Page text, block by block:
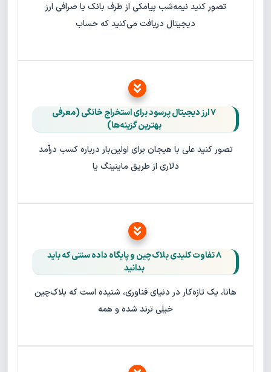
تصور کنید نیمه‌شب پیامکی از طرف بانک یا صرافی ارز
دیجیتال دریافت می‌کنید که حساب
۷ ارز دیجیتال پرسود برای استخراج خانگی (معرفی
بهترین گزینه‌ها)
تصور کنید علی با هیجان برای اولین‌بار درباره کسب درآمد
دلاری از طریق ماینینگ یا
۸ تفاوت کلیدی بلاک‌چین و پایگاه‌ داده سنتی که باید
بدانید
هانا، یک تازه‌کار در دنیای فناوری، شنیده است که بلاک‌چین
خیلی ترند شده و همه